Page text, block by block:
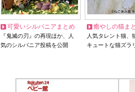
可愛いシルバニアまとめ
『鬼滅の刃』の再現ほか、人
気のシルバニア投稿を公開
癒やしの猫ま
人気タレント猫
キュートな猫ズラ